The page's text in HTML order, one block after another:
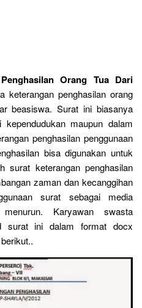
Orang Tua Dari
penghasilan orang
beasiswa. Surat ini biasanya
maupun dalam
penghasilan penggunaan
bisa digunakan untuk
surat keterangan penghasilan
zaman dan kecanggihan
surat sebagai media
Karyawan swasta
surat ini dalam format docx